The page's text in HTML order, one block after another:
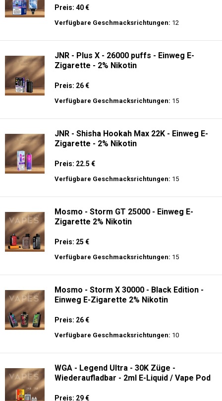
Preis: 40 €
Verfügbare Geschmacksrichtungen: 12
JNR - Plus X - 26000 puffs - Einweg E-
Zigarette - 2% Nikotin
Preis: 26 €
Verfügbare Geschmacksrichtungen: 15
JNR - Shisha Hookah Max 22K - Einweg E-
Zigarette - 2% Nikotin
Preis: 22.5 €
Verfügbare Geschmacksrichtungen: 15
Mosmo - Storm GT 25000 - Einweg E-
Zigarette 2% Nikotin
Preis: 25 €
Verfügbare Geschmacksrichtungen: 15
Mosmo - Storm X 30000 - Black Edition -
Einweg E-Zigarette 2% Nikotin
Preis: 26 €
Verfügbare Geschmacksrichtungen: 10
WGA - Legend Ultra - 30K Züge -
Wiederaufladbar - 2ml E-Liquid / Vape Pod
Preis: 29 €